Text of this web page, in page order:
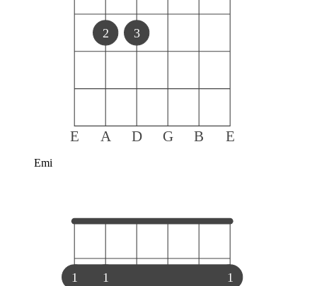
E A D G B E
2 3
Emi
1 1 1